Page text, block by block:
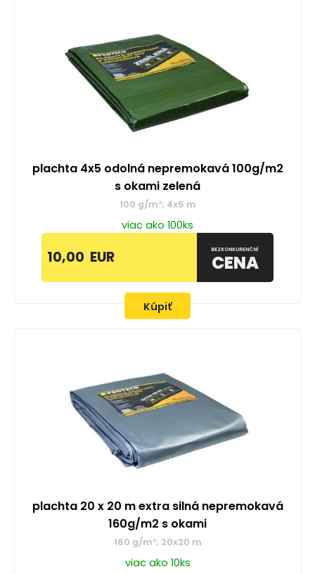
plachta 4x5 odolná nepremokavá 100g/m2
s okami zelená
100 g/m²; 4x5 m
viac ako 100ks
10,00 EUR BEZKONKURENČNÍ
CENA
Kúpiť
plachta 20 x 20 m extra silná nepremokavá
160g/m2 s okami
160 g/m²; 20x20 m
viac ako 10ks